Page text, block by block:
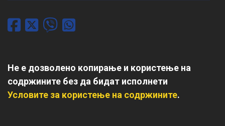
Не е дозволено копирање и користење на
содржините без да бидат исполнети
Условите за користење на содржините.